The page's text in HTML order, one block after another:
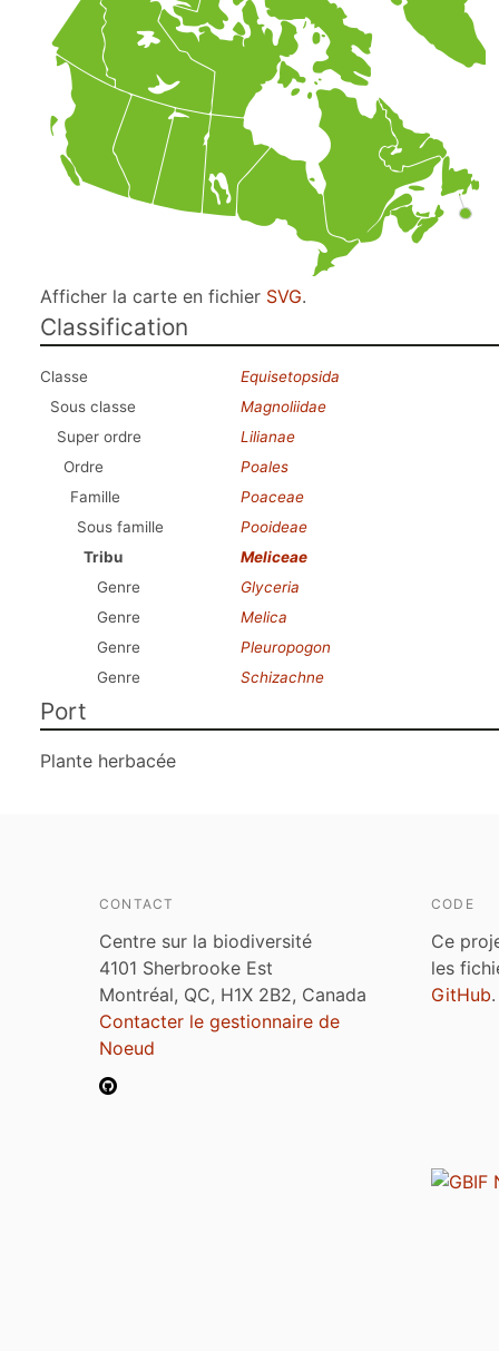
Afficher la carte en fichier SVG.
Classification
Classe
Equisetopsida
Sous classe
Magnoliidae
Super ordre
Lilianae
Ordre
Poales
Famille
Poaceae
Sous famille
Pooideae
Tribu
Meliceae
Genre
Glyceria
Genre
Melica
Genre
Pleuropogon
Genre
Schizachne
Port
Plante herbacée
CONTACT
Centre sur la biodiversité
4101 Sherbrooke Est
Montréal, QC, H1X 2B2, Canada
Contacter le gestionnaire de
Noeud
CODE
Ce
les
GitHub.